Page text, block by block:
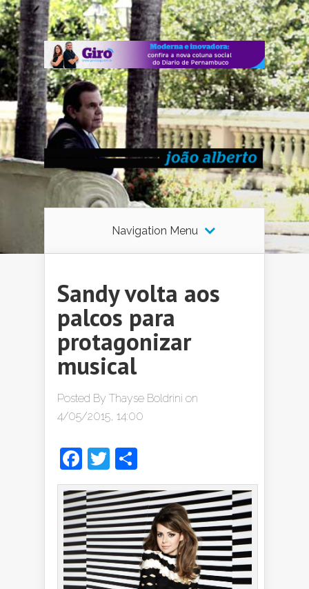
Navigation Menu
Sandy volta aos
palcos para
protagonizar
musical
Posted By Thayse Boldrini on
4/05/2015, 14:00
Facebook
Twitter